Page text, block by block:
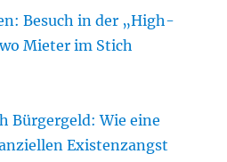
Besuch in der „High-
Mieter im Stich
Bürgergeld: Wie eine
Existenzangst